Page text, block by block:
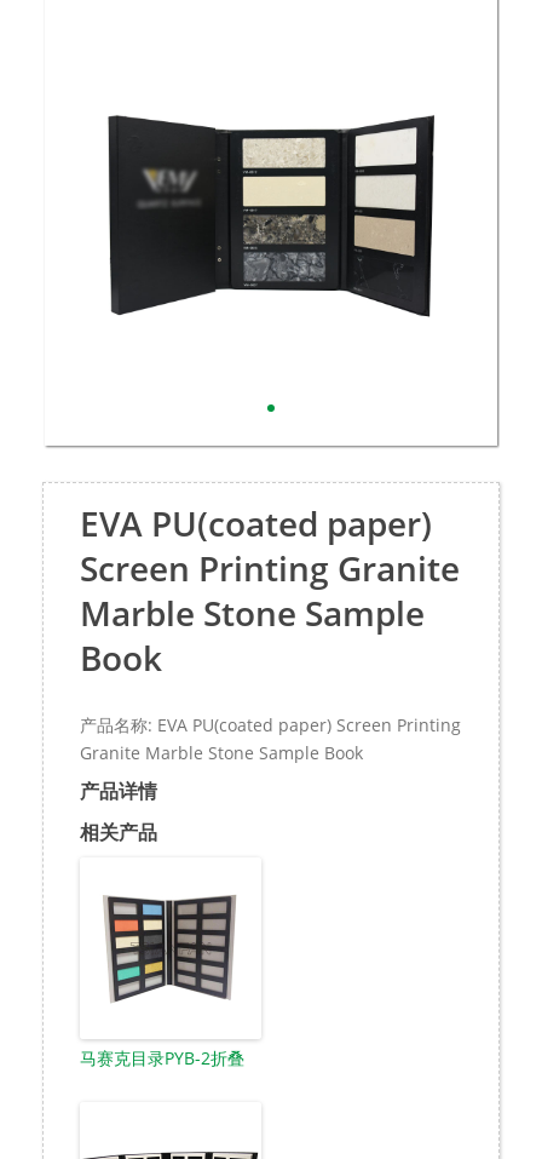
EVA PU(coated paper)
Screen Printing Granite
Marble Stone Sample
Book
产品名称: EVA PU(coated paper) Screen Printing
Granite Marble Stone Sample Book
产品详情
相关产品
马赛克目录PYB-2折叠